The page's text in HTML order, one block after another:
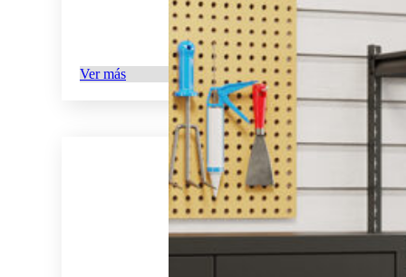
Ver más